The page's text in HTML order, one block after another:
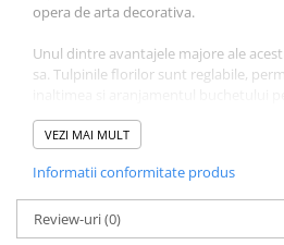
Penare tip etui
Acuarele și pensule școlare
Acuarele școlare și Tempera
Pahare și palete pictură
Cărți
Cărți pentru copii
Cărți de colorat
opera de arta decorativa.
Unul dintre avantajele majore ale
sa. Tulpinile florilor sunt reglabile,
orice vaza pe care o ai acasa. Procesul
captivant, fiind o activitate ideala de
colaborare creativa.
Datorita designului sau atemporal,
o decoratiune permanenta care nu
VEZI MAI MULT
Informatii conformitate produs
Review-uri(0)